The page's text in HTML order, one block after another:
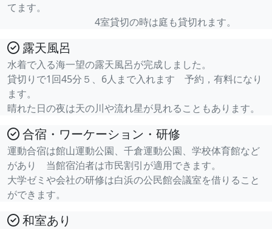
てます。
4室貸切の時は庭も貸切れます。
露天風呂
水着で入る海一望の露天風呂が完成しました。
貸切りで1回45分５、6人まで入れます 予約，有料になり
ます。
晴れた日の夜は天の川や流れ星が見れることもあります。
合宿・ワーケーション・研修
運動合宿は館山運動公園、千倉運動公園、学校体育館など
があり 当館宿泊者は市民割引が適用できます。
大学ゼミや会社の研修は白浜の公民館会議室を借りること
ができます。
和室あり